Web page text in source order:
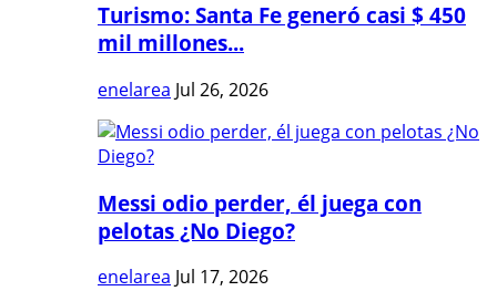
Turismo: Santa Fe generó casi $ 450
mil millones...
enelarea Jul 26, 2026
Messi odio perder, él juega con
pelotas ¿No Diego?
enelarea Jul 17, 2026